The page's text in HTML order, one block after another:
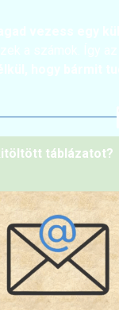
táblázatot?